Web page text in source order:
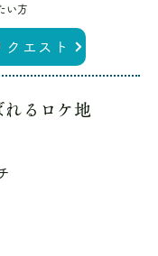
い方
クエスト
れるロケ地